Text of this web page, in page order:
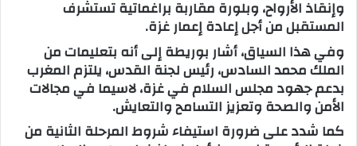
ك
ر
و
ن
وإنقاذ الأرواح، وبلورة مقاربة براغماتية تستشرف
المستقبل من أجل إعادة إعمار غزة.
وفي هذا السياق، أشار بوريطة إلى أنه بتعليمات من
الملك محمد السادس، رئيس لجنة القدس، يلتزم المغرب
بدعم جهود مجلس السلام في غزة، لاسيما في مجالات
الأمن والصحة وتعزيز التسامح والتعايش.
كما شدد على ضرورة استيفاء شروط المرحلة الثانية من